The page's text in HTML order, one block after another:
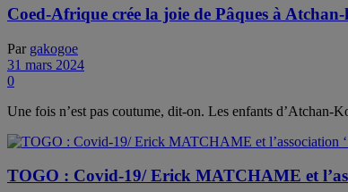
Coed-Afrique crée la joie de Pâques à
Par gakogoe
31 mars 2024
0
Une fois n’est pas coutume, dit-on. Les enfants d’Atchan-
TOGO : Covid-19/ Erick MATCHAME et